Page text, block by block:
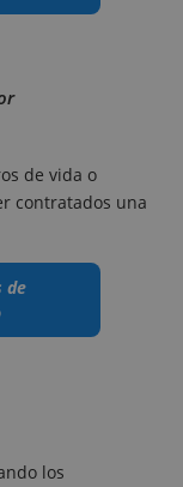
de vida o
contratados una
de
los